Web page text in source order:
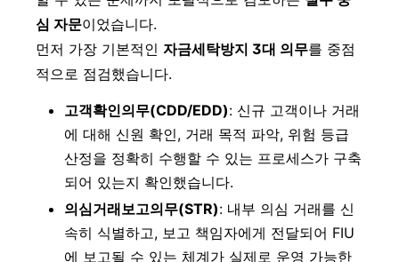
심 자문이었습니다.
먼저 가장 기본적인 자금세탁방지 3대 의무를 중점
적으로 점검했습니다.
고객확인의무(CDD/EDD): 신규 고객이나 거래
에 대해 신원 확인, 거래 목적 파악, 위험 등급
산정을 정확히 수행할 수 있는 프로세스가 구축
되어 있는지 확인했습니다.
의심거래보고의무(STR): 내부 의심 거래를 신
속히 식별하고, 보고 책임자에게 전달되어 FIU
에 보고될 수 있는 체계가 실제로 운영 가능한